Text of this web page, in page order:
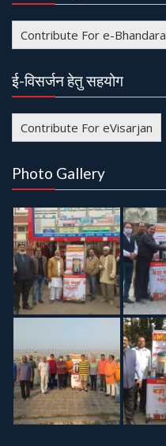
Contribute For e-Bhandara
ई-विसर्जन हेतु सहयोग
Contribute For eVisarjan
Photo Gallery